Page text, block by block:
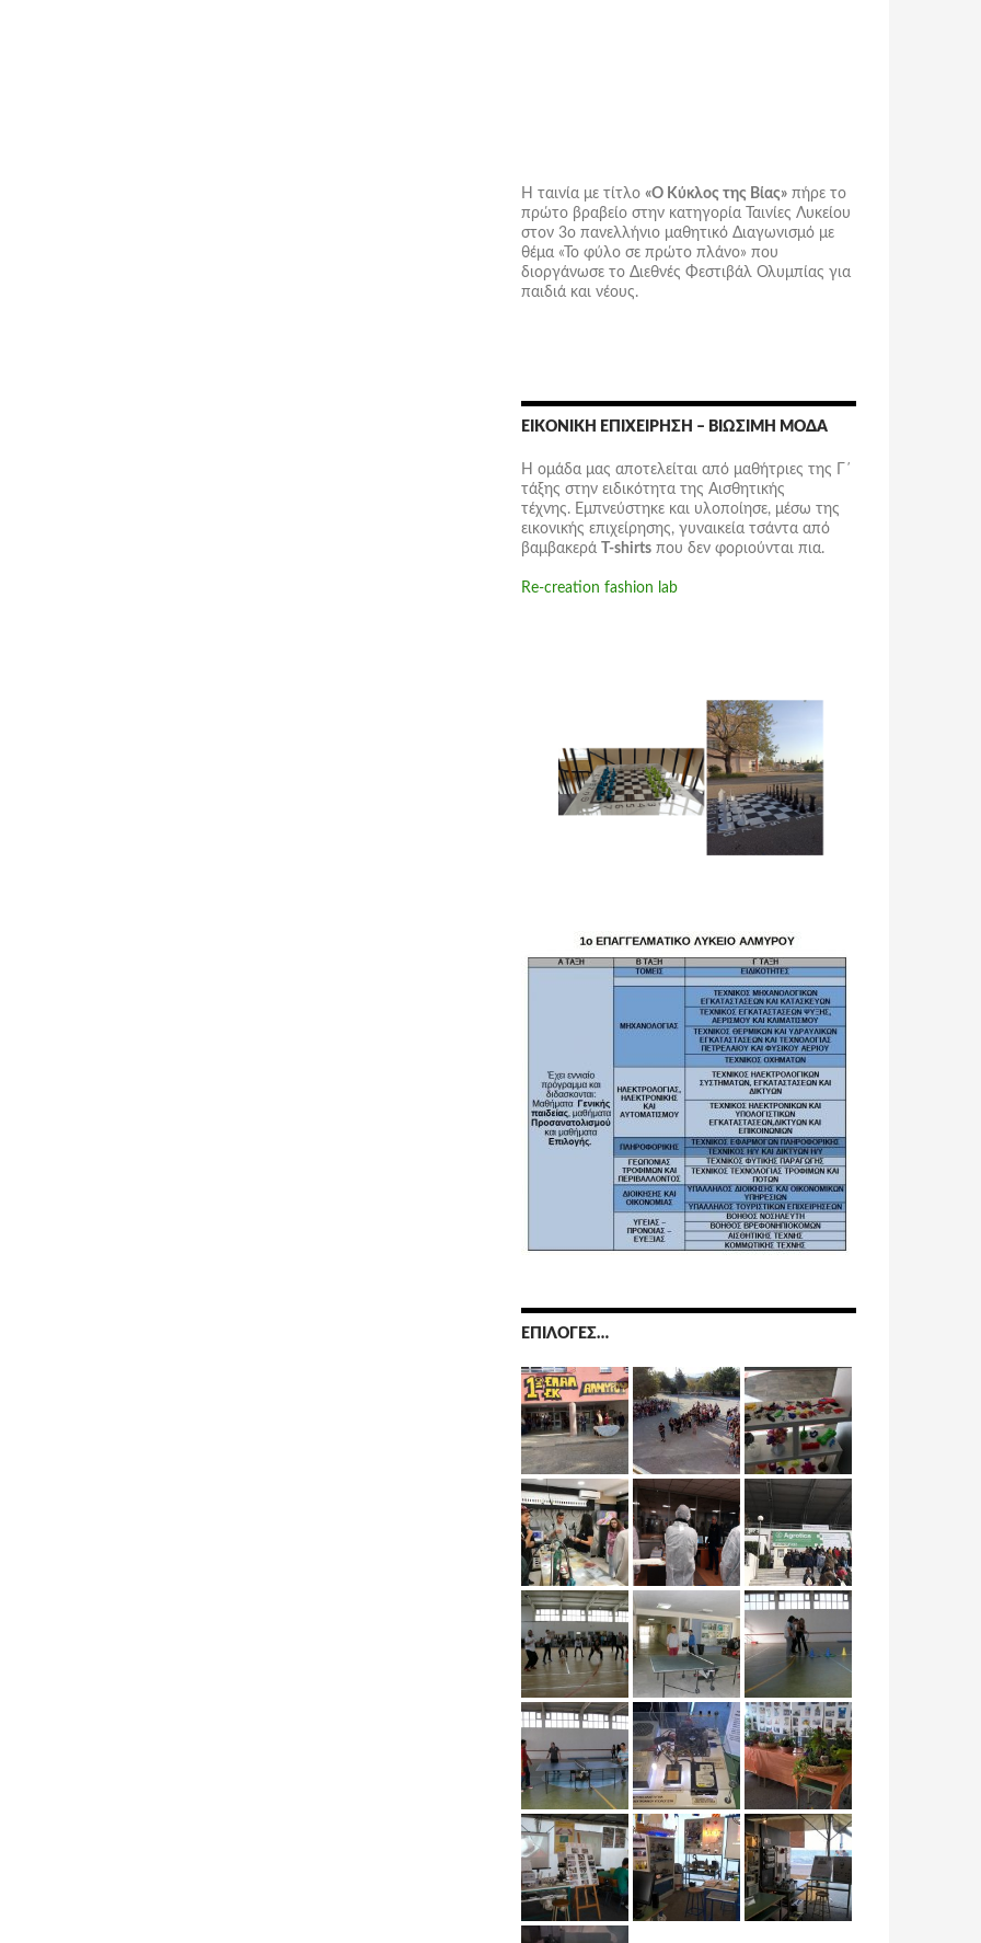
Η ταινία με τίτλο «Ο Κύκλος της Βίας» πήρε το
πρώτο βραβείο στην κατηγορία Ταινίες Λυκείου
στον 3ο πανελλήνιο μαθητικό Διαγωνισμό με
θέμα «Το φύλο σε πρώτο πλάνο» που
διοργάνωσε το Διεθνές Φεστιβάλ Ολυμπίας για
παιδιά και νέους.
ΕΙΚΟΝΙΚΉ ΕΠΙΧΕΊΡΗΣΗ – ΒΙΏΣΙΜΗ ΜΌΔΑ
Η ομάδα μας αποτελείται από μαθήτριες της Γ΄
τάξης στην ειδικότητα της Αισθητικής
τέχνης. Εμπνεύστηκε και υλοποίησε, μέσω της
εικονικής επιχείρησης, γυναικεία τσάντα από
βαμβακερά
T-shirts που δεν φοριούνται πια.
Re-creation fashion lab
ΕΠΙΛΟΓΈΣ…